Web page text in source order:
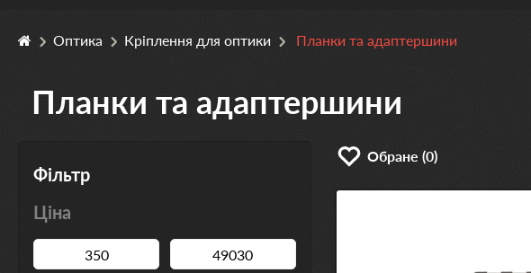
Оптика Кріплення для оптики Планки та адаптершини
Планки та адаптершини
Фільтр
Ціна
Обране (0)